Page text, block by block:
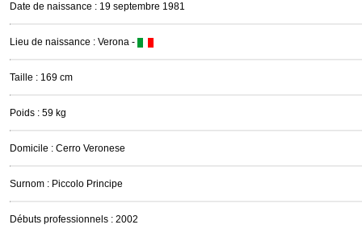
Date de naissance : 19 septembre 1981
Lieu de naissance : Verona -
Taille : 169 cm
Poids : 59 kg
Domicile : Cerro Veronese
Surnom : Piccolo Principe
Débuts professionnels : 2002